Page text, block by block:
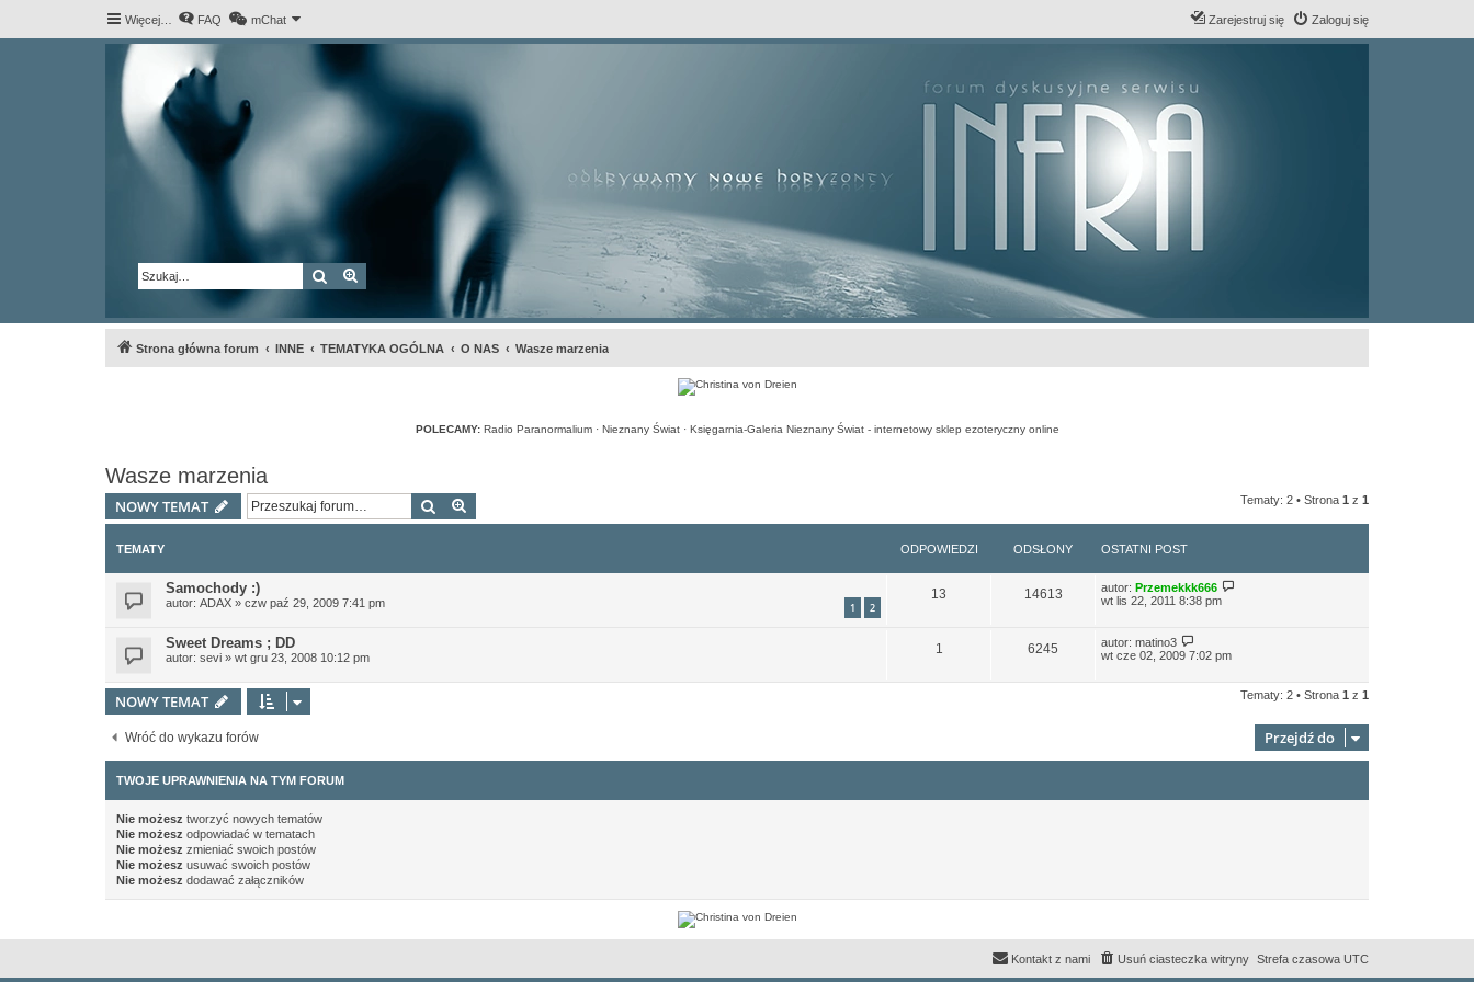
Więcej… FAQ mChat Zaloguj się
Zarejestruj się
Szukaj Wyszukiwanie zaawansowane
Strona główna forum INNE TEMATYKA OGÓLNA O NAS Wasze marzenia
POLECAMY: Radio Paranormalium· Nieznany Świat· Księgarnia-Galeria Nieznany Świat - internetowy sklep ezoteryczny online
Wasze marzenia
NOWY TEMAT Szukaj Tematy: 2 • Strona 1 z 1
TEMATY ODPOWIEDZI ODSŁONY OSTATNI POST
Samochody :)
autor: ADAX » czw paź 29, 2009 7:41 pm 1 2
13 14613 autor: Przemekkk666
wt lis 22, 2011 8:38 pm
Sweet Dreams ; DD
autor: sevi » wt gru 23, 2008 10:12 pm
1 6245 autor: matino3
wt cze 02, 2009 7:02 pm
NOWY TEMAT Tematy: 2 • Strona 1 z 1
Wróć do wykazu forów Przejdź do
TWOJE UPRAWNIENIA NA TYM FORUM
Nie możesz tworzyć nowych tematów
Nie możesz odpowiadać w tematach
Nie możesz zmieniać swoich postów
Nie możesz usuwać swoich postów
Nie możesz dodawać załączników
Strefa czasowa UTC
Usuń ciasteczka witryny
Kontakt z nami